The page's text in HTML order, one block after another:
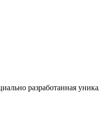
разработанная